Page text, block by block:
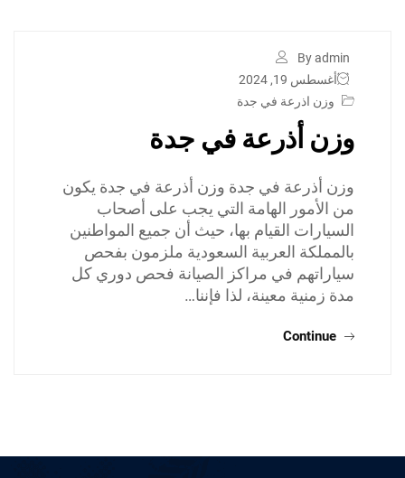
By admin
أغسطس 19, 2024
وزن اذرعة في جدة
وزن أذرعة في جدة
وزن أذرعة في جدة وزن أذرعة في جدة يكون
من الأمور الهامة التي يجب على أصحاب
السيارات القيام بها، حيث أن جميع المواطنين
بالمملكة العربية السعودية ملزمون بفحص
سياراتهم في مراكز الصيانة فحص دوري كل
مدة زمنية معينة، لذا فإننا…
Continue